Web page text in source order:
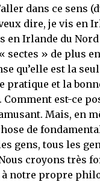
dans ce sens
dire, je vis en
en Irlande du
sectes » de plus
qu’elle est la
pratique et la
est-ce
Mais, en
de
gens, tous les
croyons très
notre propre